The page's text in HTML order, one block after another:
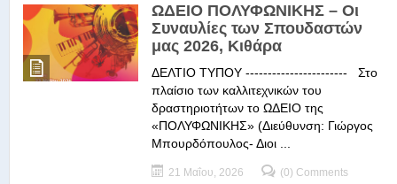
ΩΔΕΙΟ ΠΟΛΥΦΩΝΙΚΗΣ – Οι
Συναυλίες των Σπουδαστών
μας 2026, Κιθάρα
ΔΕΛΤΙΟ ΤΥΠΟΥ ----------------------- Στο
πλαίσιο των καλλιτεχνικών του
δραστηριοτήτων το ΩΔΕΙΟ της
«ΠΟΛΥΦΩΝΙΚΗΣ» (Διεύθυνση: Γιώργος
Μπουρδόπουλος- Διοι ...
21 Μαΐου, 2026 (0) Comments